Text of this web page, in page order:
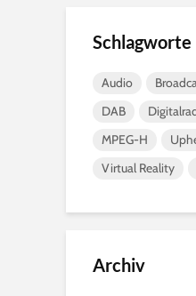
Schlagworte
Audio
DAB
MPEG-H
Virtual Reality
Archiv